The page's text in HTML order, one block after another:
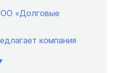
«Долговые
компания